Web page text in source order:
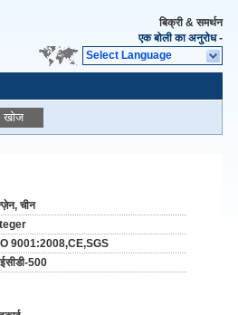
बिक्री & समर्थन
एक बोली का अनुरोध-
Select Language
खोज
चीन
9001:2008,CE,SGS
500